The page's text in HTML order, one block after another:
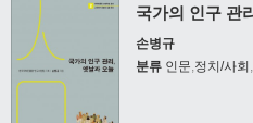
국가의 인구 관
손병규
분류 인문 정치/사회